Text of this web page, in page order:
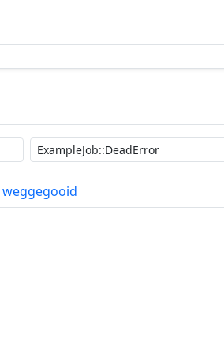
Zoekopdracht
weggegooid